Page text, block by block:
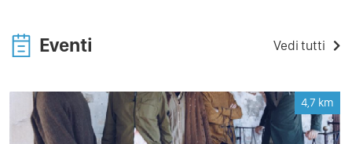
Eventi Vedi tutti
4,7 km